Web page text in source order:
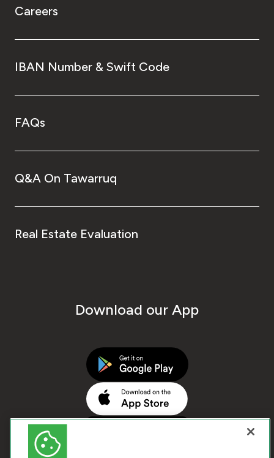
Careers
IBAN Number & Swift Code
FAQs
Q&A On Tawarruq
Real Estate Evaluation
Download our App